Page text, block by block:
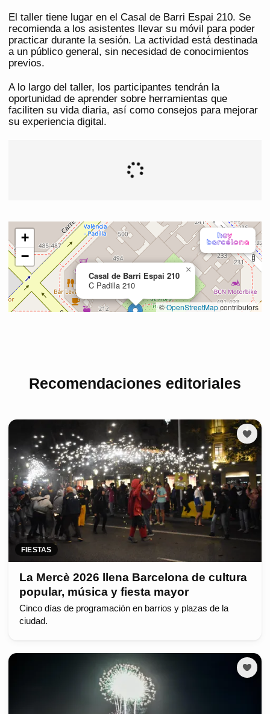
El taller tiene lugar en el Casal de Barri Espai 210. Se
recomienda a los asistentes llevar su móvil para poder
practicar durante la sesión. La actividad está destinada
a un público general, sin necesidad de conocimientos
previos.
A lo largo del taller, los participantes tendrán la
oportunidad de aprender sobre herramientas que
faciliten su vida diaria, así como consejos para mejorar
su experiencia digital.
Recomendaciones editoriales
FIESTAS
La Mercè 2026 llena Barcelona de cultura
popular, música y fiesta mayor
Cinco días de programación en barrios y plazas de la
ciudad.